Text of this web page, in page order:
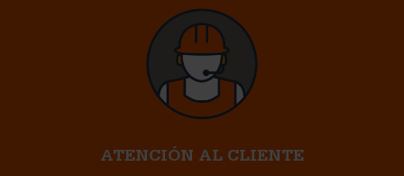
ATENCIÓN AL CLIENTE